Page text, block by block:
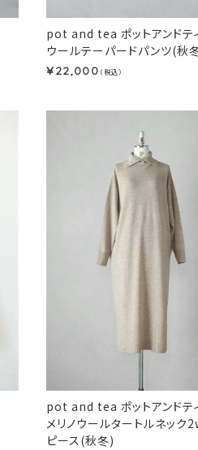
pot and tea ポットアンドテ
ウールテーパードパンツ(秋
¥ 22,000 （税込）
pot and tea ポットアンドテ
メリノウールタートルネック
ピース(秋冬)